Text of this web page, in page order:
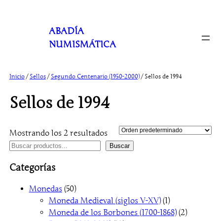
ABADÍA
NUMISMÁTICA
Inicio/ Sellos/ Segundo Centenario (1950-2000)/ Sellos de 1994
Sellos de 1994
Mostrando los 2 resultados
B
s
Buscar
Categorías
Monedas 505
0
p
Moneda Medieval (siglos V-XV) 11
p
Moneda de los Borbones (1700-1868) 22